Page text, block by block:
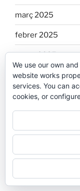
març 2025
febrer 2025
gener 2025
novembre 2024
octubre 2024
maig 2024
setembre 2023
We use our own
website works
services. You can
cookies, or